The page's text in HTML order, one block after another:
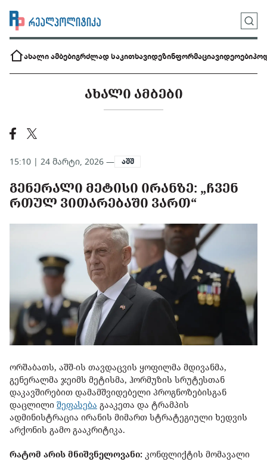
ახალი ამბებიგრძლად საკითხავიდეზინფორმაციავიდეოები
ᲐᲮᲐᲚᲘ ᲐᲛᲑᲔᲑᲘ
15:10 | 24 მარტი, 2026 — აშშ
ᲒᲔᲜᲔᲠᲐᲚᲘ ᲛᲔᲢᲘᲡᲘ ᲘᲠᲐᲜᲖᲔ: „ᲩᲕᲔᲜ
ᲠᲗᲣᲚ ᲕᲘᲗᲐᲠᲔᲑᲐᲨᲘ ᲕᲐᲠᲗ“
ორშაბათს, აშშ-ის თავდაცვის ყოფილმა მდივანმა,
გენერალმა ჯეიმს მეტისმა, ჰორმუზის სრუტესთან
დაკავშირებით დამამშვიდებელი პროგნოზებისგან
დაცლილი შეფასება გააკეთა და ტრამპის
ადმინისტრაცია ირანის მიმართ სტრატეგიული ხედვის
არქონის გამო გააკრიტიკა.
რატომ არის მნიშვნელოვანი: კონფლიქტის მომავალი